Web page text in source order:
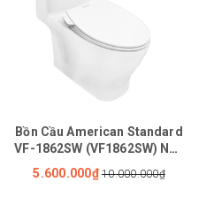
Bồn Cầu American Standard
VF-1862SW (VF1862SW) Nắp
Rửa Cơ M4A839
5.600.000₫ 10.000.000₫